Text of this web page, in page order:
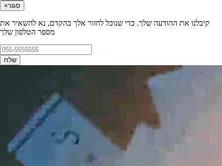
×סגור
קיבלנו את ההודעה שלך. כדי שנוכל לחזור אלך בהקדם, נא להשאיר את
מספר הטלפון שלך
שלח